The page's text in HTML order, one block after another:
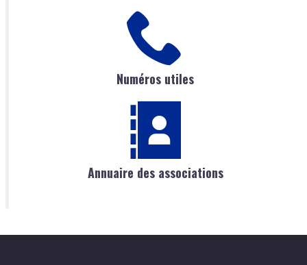
Numéros utiles
Annuaire des associations